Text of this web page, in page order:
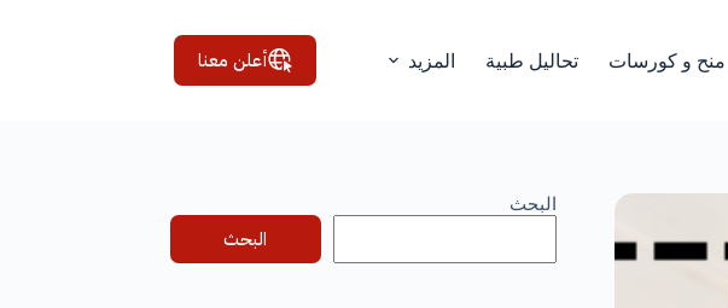
منح و كورسات تحاليل طبية المزيد أعلن معنا
البحث
البحث